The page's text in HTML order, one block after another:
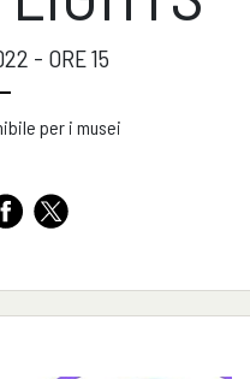
- ORE 15
per i musei